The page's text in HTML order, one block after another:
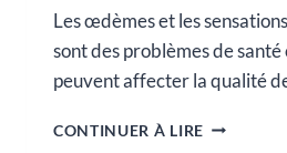
Les œdèmes et les
sont des problèmes de
peuvent affecter la qualité
CONTINUER À LIRESOIGNER